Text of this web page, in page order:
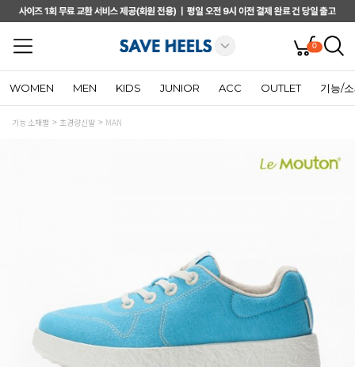
0
WOMEN MEN KIDS JUNIOR ACC OUTLET 기능/
기능 소재별 초경량신발 MAN